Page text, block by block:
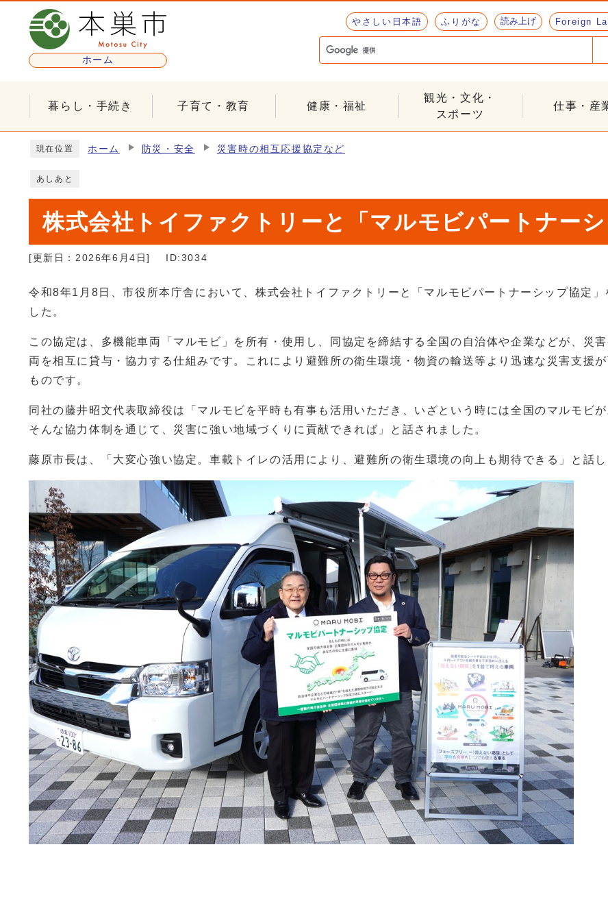
ページの先頭です
ホーム
やさしい日本語 ふりがな 読み上げ Foreign
暮らし・手続き 子育て・教育 健康・福祉
観光・文化・
スポーツ
仕事・産
現在位置 ホーム 防災・安全 災害時の相互応援協定など
あしあと
株式会社トイファクトリーと「マルモビパートナー
[更新日： 2026年6月4日] ID:3034
令和8年1月8日、市役所本庁舎において、株式会社トイファクトリーと「マルモビパートナーシップ協定」
した。
この協定は、多機能車両「マルモビ」を所有・使用し、同協定を締結する全国の自治体や企業などが、災
両を相互に貸与・協力する仕組みです。これにより避難所の衛生環境・物資の輸送等より迅速な災害支援
ものです。
同社の藤井昭文代表取締役は「マルモビを平時も有事も活用いただき、いざという時には全国のマルモビが
そんな協力体制を通じて、災害に強い地域づくりに貢献できれば」と話されました。
藤原市長は、「大変心強い協定。車載トイレの活用により、避難所の衛生環境の向上も期待できる」と話し